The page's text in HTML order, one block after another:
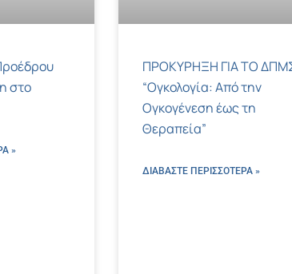
στο
»
ΠΡΟΚΥΡΗΞΗ ΓΙΑ ΤΟ
“Ογκολογία: Από την
Ογκογένεση έως τη
Θεραπεία”
ΔΙΑΒΑΣΤΕ ΠΕΡΙΣΣΌΤΕΡΑ »